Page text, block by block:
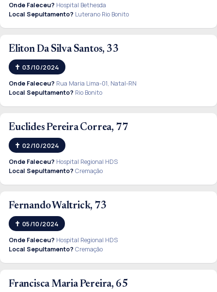
Onde Faleceu? Hospital Bethesda
Local Sepultamento? Luterano Rio Bonito
Eliton Da Silva Santos, 33
03/10/2024
Onde Faleceu? Rua Maria Lima-01, Natal-RN
Local Sepultamento? Rio Bonito
Euclides Pereira Correa, 77
02/10/2024
Onde Faleceu? Hospital Regional HDS
Local Sepultamento? Cremação
Fernando Waltrick, 73
05/10/2024
Onde Faleceu? Hospital Regional HDS
Local Sepultamento? Cremação
Francisca Maria Pereira, 65